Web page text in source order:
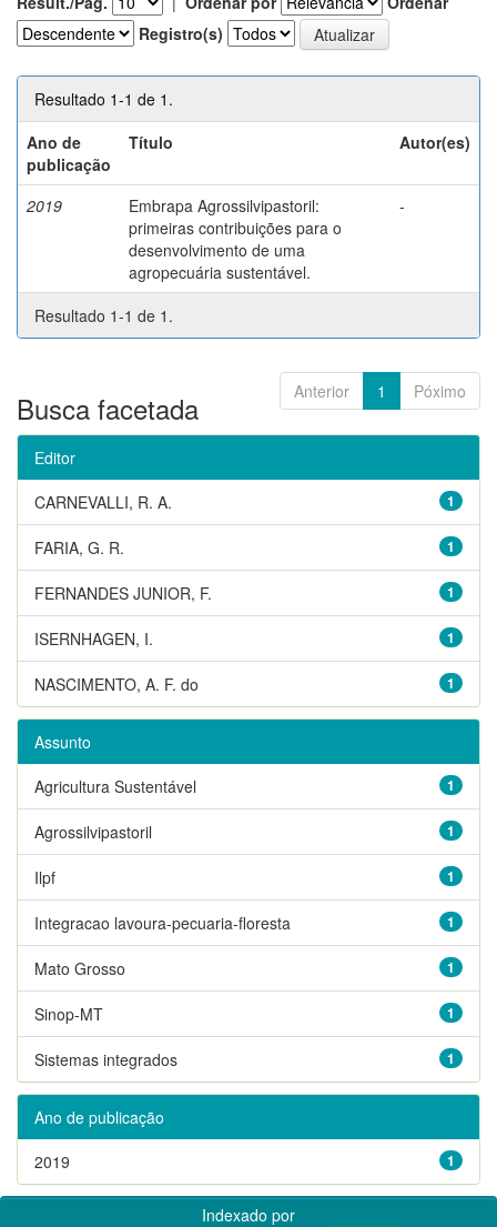
Registro(s)
Resultado 1-1 de 1.
Ano de
publicação
Título Autor(es)
2019
Embrapa Agrossilvipastoril:
primeiras contribuições para o
desenvolvimento de uma
agropecuária sustentável.
-
Resultado 1-1 de 1.
Anterior 1 Póximo
Busca facetada
Editor
1
CARNEVALLI, R. A.
1
FARIA, G. R.
1
FERNANDES JUNIOR, F.
1
ISERNHAGEN, I.
1
NASCIMENTO, A. F. do
Assunto
1
Agricultura Sustentável
1
Agrossilvipastoril
1
Ilpf
1
Integracao lavoura-pecuaria-floresta
1
Mato Grosso
1
Sinop-MT
1
Sistemas integrados
Ano de publicação
1
2019
Indexado por